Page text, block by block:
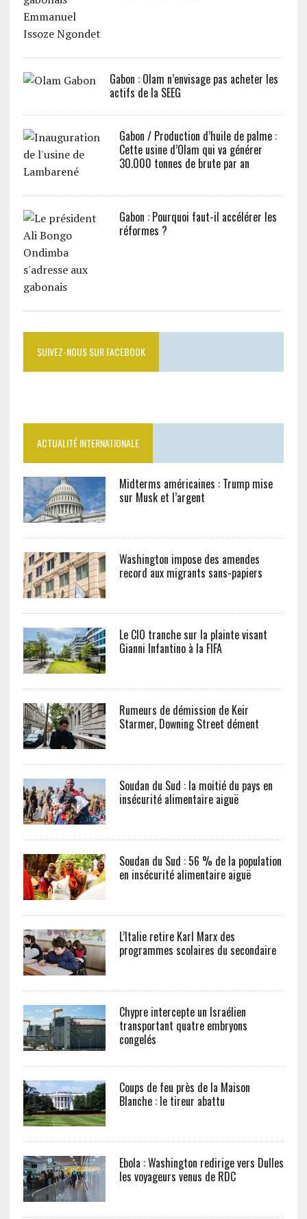
Gabon : Olam n’envisage pas acheter les
actifs de la SEEG
Gabon / Production d’huile de palme :
Cette usine d’Olam qui va générer
30.000 tonnes de brute par an
Gabon : Pourquoi faut-il accélérer les
réformes ?
SUIVEZ-NOUS SUR FACEBOOK
ACTUALITÉ INTERNATIONALE
Midterms américaines : Trump mise
sur Musk et l’argent
Washington impose des amendes
record aux migrants sans-papiers
Le CIO tranche sur la plainte visant
Gianni Infantino à la FIFA
Rumeurs de démission de Keir
Starmer, Downing Street dément
Soudan du Sud : la moitié du pays en
insécurité alimentaire aiguë
Soudan du Sud : 56 % de la population
en insécurité alimentaire aiguë
L’Italie retire Karl Marx des
programmes scolaires du secondaire
Chypre intercepte un Israélien
transportant quatre embryons
congelés
Coups de feu près de la Maison
Blanche : le tireur abattu
Ebola : Washington redirige vers Dulles
les voyageurs venus de RDC